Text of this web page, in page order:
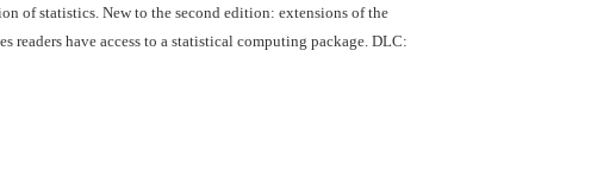
of statistics. New to the second edition: extensions of the
have access to a statistical computing package. DLC: